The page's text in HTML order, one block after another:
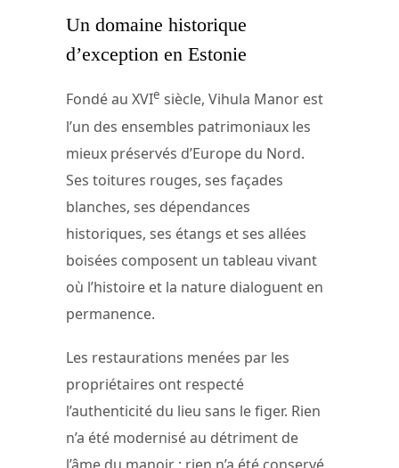
Un domaine historique
d’exception en Estonie
Fondé au XVIe siècle, Vihula Manor est
l’un des ensembles patrimoniaux les
mieux préservés d’Europe du Nord.
Ses toitures rouges, ses façades
blanches, ses dépendances
historiques, ses étangs et ses allées
boisées composent un tableau vivant
où l’histoire et la nature dialoguent en
permanence.
Les restaurations menées par les
propriétaires ont respecté
l’authenticité du lieu sans le figer. Rien
n’a été modernisé au détriment de